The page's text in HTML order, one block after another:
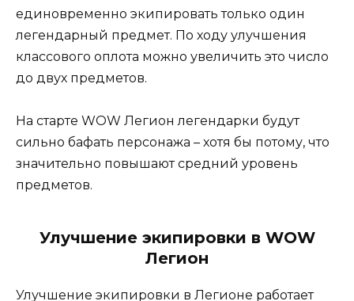
единовременно экипировать только один
легендарный предмет. По ходу улучшения
классового оплота можно увеличить это число
до двух предметов.
На старте WOW Легион легендарки будут
сильно бафать персонажа – хотя бы потому, что
значительно повышают средний уровень
предметов.
Улучшение экипировки в WOW
Легион
Улучшение экипировки в Легионе работает